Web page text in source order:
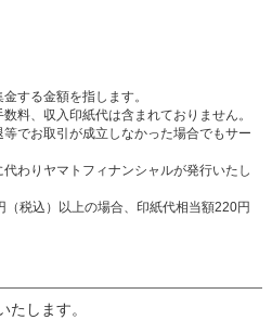
する金額を指します。
料、収入印紙代は含まれておりません。
でお取引が成立しなかった場合でもサー
わりヤマトフィナンシャルが発行いたし
（税込）以上の場合、印紙代相当額220円
たします。